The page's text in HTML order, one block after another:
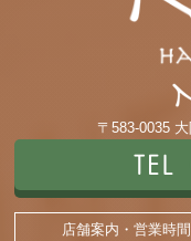
〒583-0035
店舗案内・営業時間